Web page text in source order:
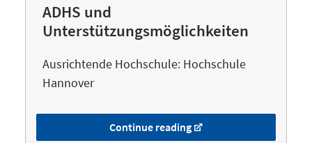
ADHS und
Unterstützungsmöglichkeiten
Ausrichtende Hochschule: Hochschule
Hannover
Continue reading